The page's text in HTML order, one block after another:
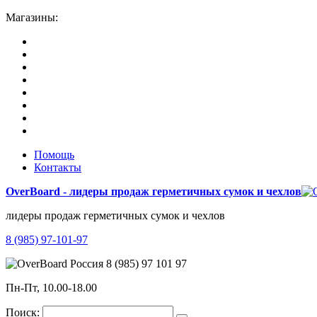
Магазины:
Помощь
Контакты
OverBoard - лидеры продаж герметичных сумок и чехлов
лидеры продаж герметичных сумок и чехлов
8 (985) 97-101-97
8 (985) 97 101 97
Пн-Пт, 10.00-18.00
Поиск: